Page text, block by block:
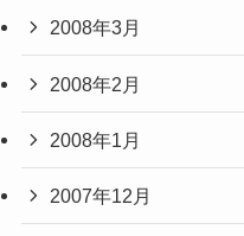
2008年3月
2008年2月
2008年1月
2007年12月